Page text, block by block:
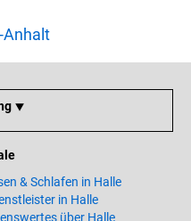
Anhalt
⯆
& Schlafen in Halle
in Halle
über Halle